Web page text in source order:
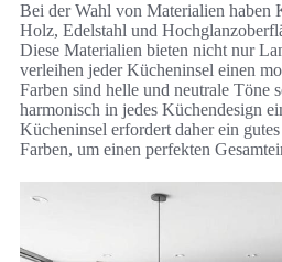
Bei der Wahl von Materialien haben
Holz, Edelstahl und
Diese Materialien bieten nicht nur
verleihen jeder Kücheninsel einen
Farben sind helle und neutrale Töne
harmonisch in jedes Küchendesign
Kücheninsel erfordert daher ein
Farben, um einen perfekten